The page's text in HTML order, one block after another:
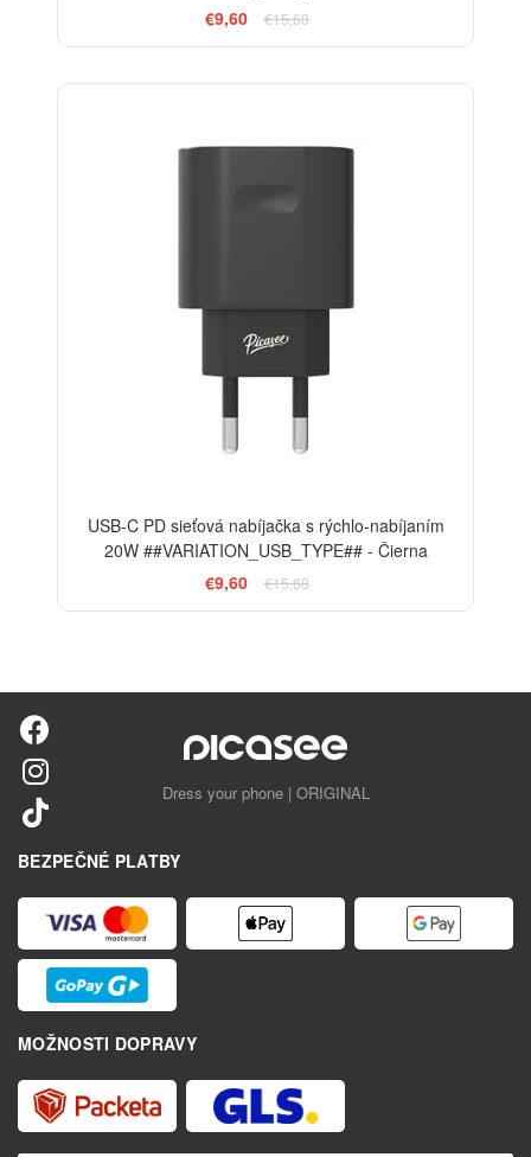
€9,60
€15,60
USB-C PD sieťová nabíjačka s rýchlo-nabíjaním
20W ##VARIATION_USB_TYPE## - Čierna
€9,60
€15,60
Dress your phone | ORIGINAL
BEZPEČNÉ PLATBY
MOŽNOSTI DOPRAVY